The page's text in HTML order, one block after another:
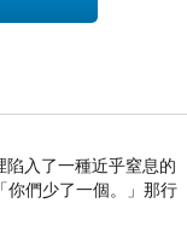
號召的學運，
帳情況下，真
何保證服貿審
入了一種近乎窒息的
你們少了一個。」那行
刺進螢